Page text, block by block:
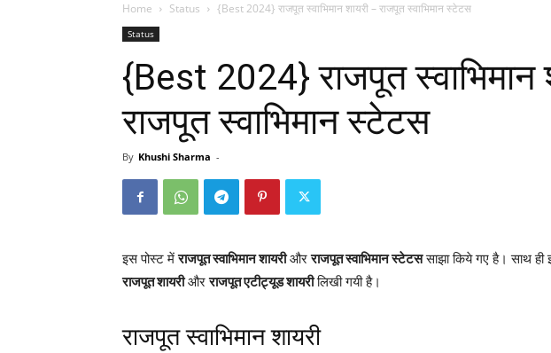
Home Status {Best 2024} राजपूत स्वाभिमान शायरी – राजपूत स्वाभिमान स्टेटस
Status
{Best 2024} राजपूत स्वाभिमान
राजपूत स्वाभिमान स्टेटस
By Khushi Sharma -
इस पोस्ट मेंराजपूत स्वाभिमान शायरीऔरराजपूत स्वाभिमान स्टेटससाझा किये गए है। साथ
राजपूत शायरीऔरराजपूत एटीट्यूड शायरीलिखी गयी है।
राजपूत स्वाभिमान शायरी